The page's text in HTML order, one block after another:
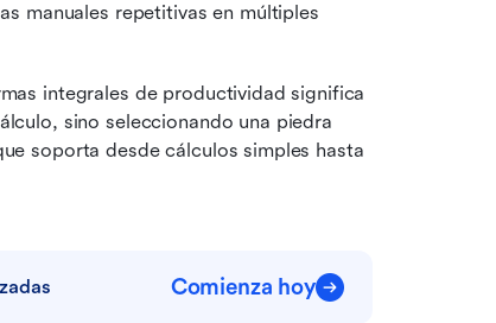
manuales repetitivas en múltiples
integrales de productividad significa
sino seleccionando una piedra
soporta desde cálculos simples hasta
Comienza hoy